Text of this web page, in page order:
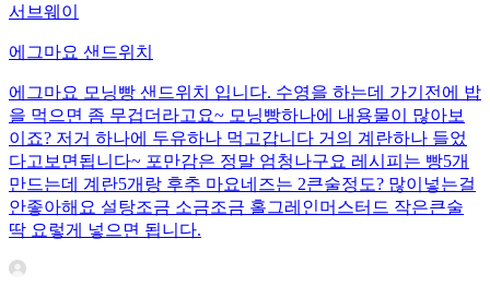
서브웨이
에그마요 샌드위치
에그마요 모닝빵 샌드위치 입니다. 수영을 하는데 가기전에 밥
을 먹으면 좀 무겁더라고요~ 모닝빵하나에 내용물이 많아보
이죠? 저거 하나에 두유하나 먹고갑니다 거의 계란하나 들었
다고보면됩니다~ 포만감은 정말 엄청나구요 레시피는 빵5개
만드는데 계란5개랑 후추 마요네즈는 2큰술정도? 많이넣는걸
안좋아해요 설탕조금 소금조금 홀그레인머스터드 작은큰술
딱 요렇게 넣으면 됩니다.